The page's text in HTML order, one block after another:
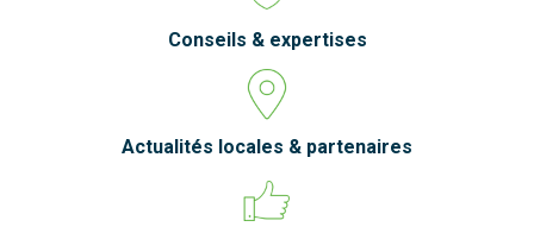
Conseils & expertises
Actualités locales & partenaires